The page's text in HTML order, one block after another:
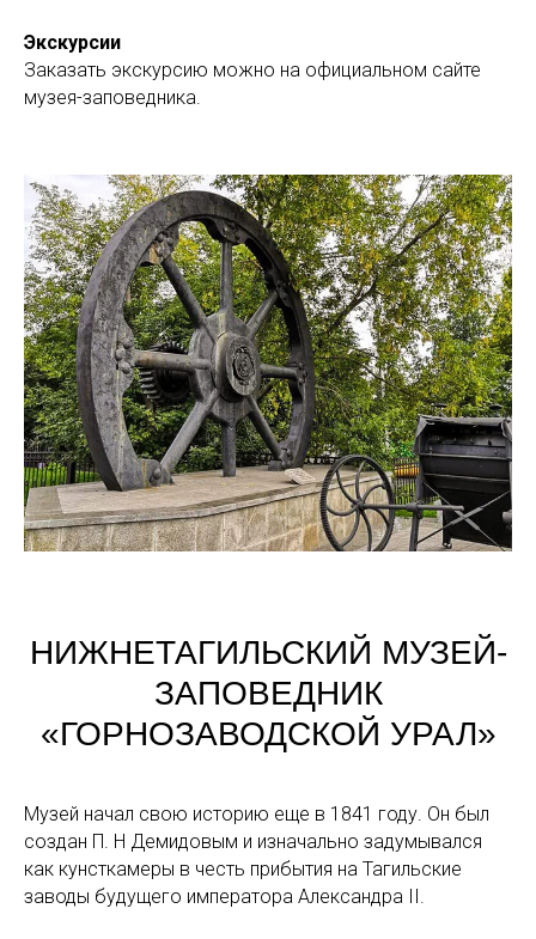
Экскурсии
Заказать экскурсию можно на официальном сайте
музея-заповедника.
НИЖНЕТАГИЛЬСКИЙ МУЗЕЙ-
ЗАПОВЕДНИК
«ГОРНОЗАВОДСКОЙ УРАЛ»
Музей начал свою историю еще в 1841 году. Он был
создан П. Н Демидовым и изначально задумывался
как кунсткамеры в честь прибытия на Тагильские
заводы будущего императора Александра II.